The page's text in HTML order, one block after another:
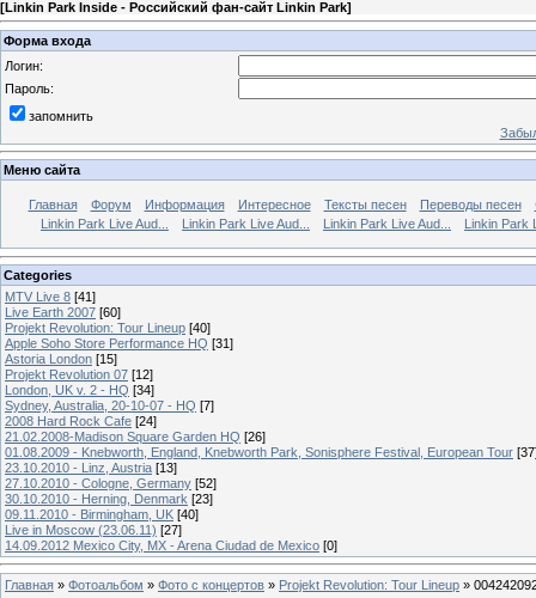
[Linkin Park Inside - Российский фан-сайт Linkin Park]
Форма входа
Логин:
Пароль:
запомнить
Меню сайта
Главная Форум Информация Интересное Тексты песен Переводы песен
Linkin Park Live Aud...
Linkin Park Live Aud... Linkin Park Live Aud... Linkin Park
Categories
MTV Live 8 [41]
Live Earth 2007 [60]
Projekt Revolution: Tour Lineup [40]
Apple Soho Store Performance HQ [31]
Astoria London [15]
Projekt Revolution 07 [12]
London, UK v. 2 - HQ [34]
Sydney, Australia, 20-10-07 - HQ [7]
2008 Hard Rock Cafe [24]
21.02.2008-Madison Square Garden HQ [26]
01.08.2009 - Knebworth, England, Knebworth Park, Sonisphere Festival, European Tour
23.10.2010 - Linz, Austria [13]
27.10.2010 - Cologne, Germany [52]
30.10.2010 - Herning, Denmark [23]
09.11.2010 - Birmingham, UK [40]
Live in Moscow (23.06.11) [27]
14.09.2012 Mexico City, MX - Arena Ciudad de Mexico [0]
Главная » Фотоальбом » Фото с концертов » Projekt Revolution: Tour Lineup »